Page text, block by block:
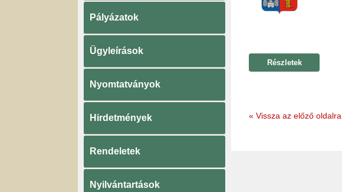
Pályázatok
Ügyleírások
Nyomtatványok
Hirdetmények
Rendeletek
Nyilvántartások
Részletek
« Vissza az előző